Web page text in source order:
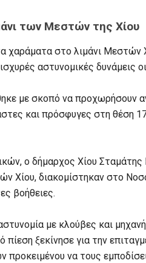
των Μεστών της Χίου
χαράματα στο λιμάνι
αστυνομικές δυνάμεις
με σκοπό να προχωρήσουν
και πρόσφυγες στη θέση
ο δήμαρχος Χίου
Χίου, διακομίστηκαν στο
βοήθειες.
με κλούβες και
ξεκίνησε για την
προκειμένου να τους